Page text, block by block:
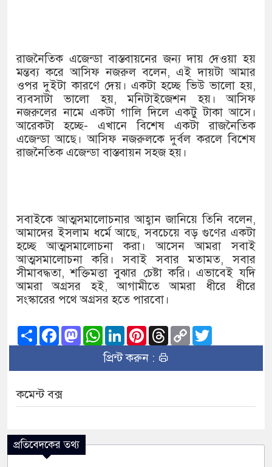
রাজনৈতিক এজেন্ডা বাস্তবায়নের জন্য দায় দেওয়া হয়
মন্তব্য করে আসিফ নজরুল বলেন, এই দায়টা আমার
ওপর দুইটা কারণে দেয়। একটা হচ্ছে ভিউ ভালো হয়,
ব্যবসাটা ভালো হয়, মনিটাইজেশন হয়। আসিফ
নজরুলের নামে একটা গালি দিলে একটু টাকা আসে।
আরেকটা হচ্ছে- এখানে বিশেষ একটা রাজনৈতিক
এজেন্ডা আছে। আসিফ নজরুলকে দুর্বল করলে বিশেষ
রাজনৈতিক এজেন্ডা বাস্তবায়ন সহজ হয়।
সবাইকে আত্মসমালোচনার আহ্বান জানিয়ে তিনি বলেন,
আমাদের ইসলাম ধর্মে আছে, সবচেয়ে বড় গুণের একটা
হচ্ছে আত্মসমালোচনা করা। আসেন আমরা সবাই
আত্মসমালোচনা করি। সবাই সবার মতামত, সবার
সীমাবদ্ধতা, শক্তিমত্তা বুঝার চেষ্টা করি। এভাবেই যদি
আমরা অগ্রসর হই, আগামীতে আমরা ধীরে ধীরে
সংস্কারের পথে অগ্রসর হতে পারবো।
ShareFacebook
Mastodon
WhatsApp
LinkedInPinterest
Threads
Copy
Link
প্রিন্ট করুন :
কমেন্ট বক্স
প্রতিবেদকের তথ্য